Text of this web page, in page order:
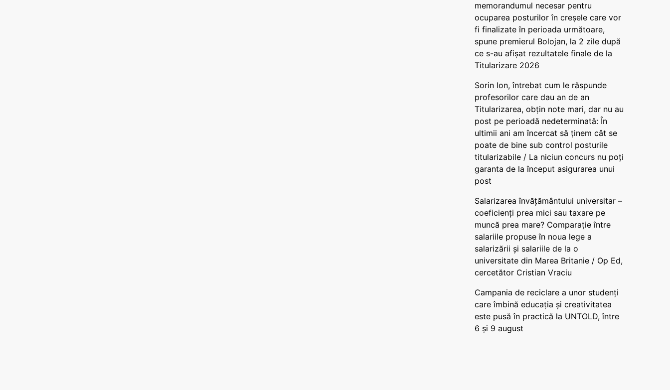
memorandumul necesar pentru
ocuparea posturilor în creșele care vor
fi finalizate în perioada următoare,
spune premierul Bolojan, la 2 zile după
ce s-au afișat rezultatele finale de la
Titularizare 2026
Sorin Ion, întrebat cum le răspunde
profesorilor care dau an de an
Titularizarea, obțin note mari, dar nu au
post pe perioadă nedeterminată: În
ultimii ani am încercat să ținem cât se
poate de bine sub control posturile
titularizabile / La niciun concurs nu poți
garanta de la început asigurarea unui
post
Salarizarea învățământului universitar –
coeficienți prea mici sau taxare pe
muncă prea mare? Comparație între
salariile propuse în noua lege a
salarizării și salariile de la o
universitate din Marea Britanie / Op Ed,
cercetător Cristian Vraciu
Campania de reciclare a unor studenți
care îmbină educația și creativitatea
este pusă în practică la UNTOLD, între
6 și 9 august